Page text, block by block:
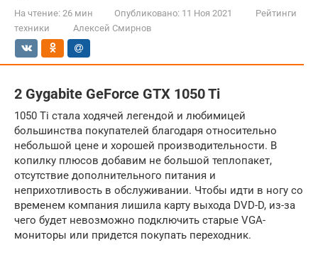
На чтение: 26 мин Опубликовано: 11 Ноя 2021
Рейтинги
техники
Алексей Смирнов
2 Gygabite GeForce GTX 1050 Ti
1050 Ti стала ходячей легендой и любимицей
большинства покупателей благодаря относительно
небольшой цене и хорошей производительности. В
копилку плюсов добавим не большой теплопакет,
отсутствие дополнительного питания и
неприхотливость в обслуживании. Чтобы идти в ногу со
временем компания лишила карту выхода DVD-D, из-за
чего будет невозможно подключить старые VGA-
мониторы или придется покупать переходник.